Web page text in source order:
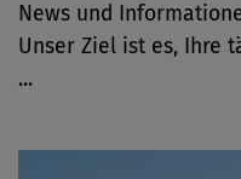
News und
Unser Ziel ist es, Ihre
...